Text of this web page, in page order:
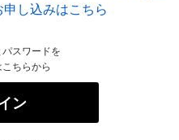
し込みはこちら
スワードを
ちらから
ン